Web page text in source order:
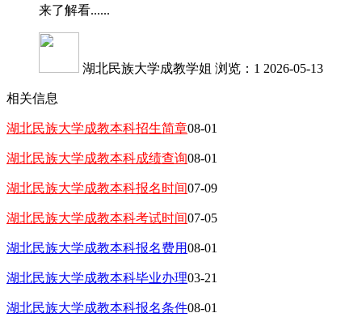
来了解看......
湖北民族大学成教学姐 浏览：1 2026-05-13
相关信息
湖北民族大学成教本科招生简章08-01
湖北民族大学成教本科成绩查询08-01
湖北民族大学成教本科报名时间07-09
湖北民族大学成教本科考试时间07-05
湖北民族大学成教本科报名费用08-01
湖北民族大学成教本科毕业办理03-21
湖北民族大学成教本科报名条件08-01